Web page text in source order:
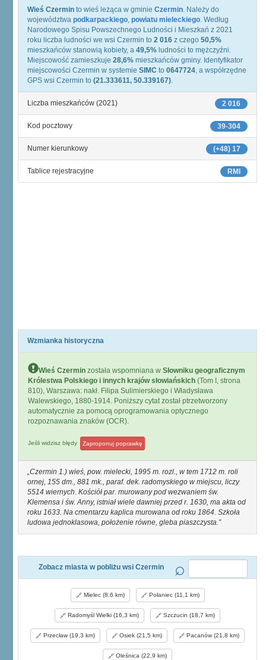
Wieś Czermin to wieś leżąca w gminie Czermin. Należy do
województwa podkarpackiego, powiatu mieleckiego. Według
Narodowego Spisu Powszechnego Ludności i Mieszkań z 2021
roku liczba ludności we wsi Czermin to 2 016 z czego 50,5%
mieszkańców stanowią kobiety, a 49,5% ludności to mężczyźni.
Miejscowość zamieszkuje 28,6% mieszkańców gminy. Identyfikator
miejscowości Czermin w systemie SIMC to 0647724, a współrzędne
GPS wsi Czermin to (21.333611, 50.339167).
2 016
Liczba mieszkańców (2021)
39-304
Kod pocztowy
(+48) 17
Numer kierunkowy
RMI
Tablice rejestracyjne
Wzmianka historyczna
Wieś Czermin została wspomniana w Słowniku geograficznym
Królestwa Polskiego i innych krajów słowiańskich (Tom I, strona
810), Warszawa: nakł. Filipa Sulimierskiego i Władysława
Walewskiego, 1880-1914. Poniższy cytat został ptrzetworzony
automatycznie za pomocą oprogramowania optycznego
rozpoznawania znaków (OCR).
Jeśli widzisz błędy Zaproponuj poprawkę
Czermin 1.) wieś, pow. mielecki, 1995 m. rozl., w tem 1712 m. roli
ornej, 155 dm., 881 mk., paraf. dek. radomyskiego w miejscu, liczy
5514 wiernych. Kościół par. murowany pod wezwaniem św.
Klemensa i św. Anny, istniał wiele dawniej przed r. 1630, ma akta od
roku 1633. Na cmentarzu kaplica murowana od roku 1864. Szkoła
ludowa jednoklasowa, położenie równe, gleba piaszczysta.
Zobacz miasta w pobliżu wsi Czermin
Mielec (8,6 km) Połaniec (11,1 km)
Radomyśl Wielki (16,3 km) Szczucin (18,7 km)
Przecław (19,3 km) Osiek (21,5 km) Pacanów (21,8 km)
Oleśnica (22,9 km)